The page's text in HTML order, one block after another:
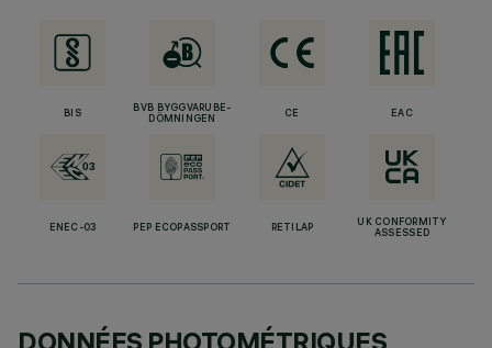
BIS
BVB BYGGVARUBE-
DÖMNINGEN
CE EAC
ENEC-03 PEP ECOPASSPORT RETILAP
UK CONFORMITY
ASSESSED
DONNÉES PHOTOMÉTRIQUES